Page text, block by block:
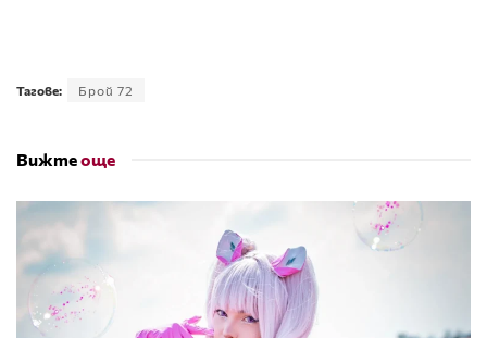
Тагове: Брой 72
Вижтеоще